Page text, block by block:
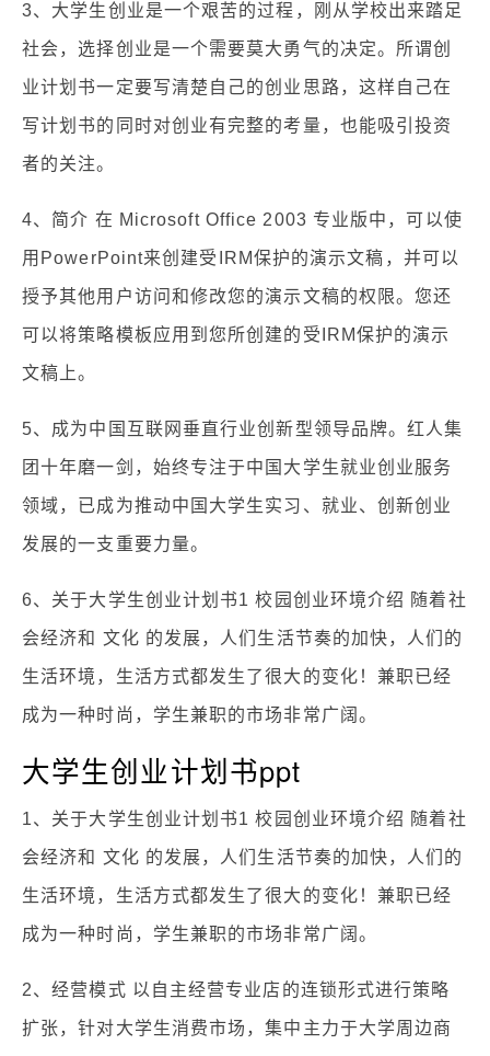
3、大学生创业是一个艰苦的过程，刚从学校出来踏足
社会，选择创业是一个需要莫大勇气的决定。所谓创
业计划书一定要写清楚自己的创业思路，这样自己在
写计划书的同时对创业有完整的考量，也能吸引投资
者的关注。
4、简介 在 Microsoft Office 2003 专业版中，可以使
用PowerPoint来创建受IRM保护的演示文稿，并可以
授予其他用户访问和修改您的演示文稿的权限。您还
可以将策略模板应用到您所创建的受IRM保护的演示
文稿上。
5、成为中国互联网垂直行业创新型领导品牌。红人集
团十年磨一剑，始终专注于中国大学生就业创业服务
领域，已成为推动中国大学生实习、就业、创新创业
发展的一支重要力量。
6、关于大学生创业计划书1 校园创业环境介绍 随着社
会经济和 文化 的发展，人们生活节奏的加快，人们的
生活环境，生活方式都发生了很大的变化！兼职已经
成为一种时尚，学生兼职的市场非常广阔。
大学生创业计划书ppt
1、关于大学生创业计划书1 校园创业环境介绍 随着社
会经济和 文化 的发展，人们生活节奏的加快，人们的
生活环境，生活方式都发生了很大的变化！兼职已经
成为一种时尚，学生兼职的市场非常广阔。
2、经营模式 以自主经营专业店的连锁形式进行策略
扩张，针对大学生消费市场，集中主力于大学周边商